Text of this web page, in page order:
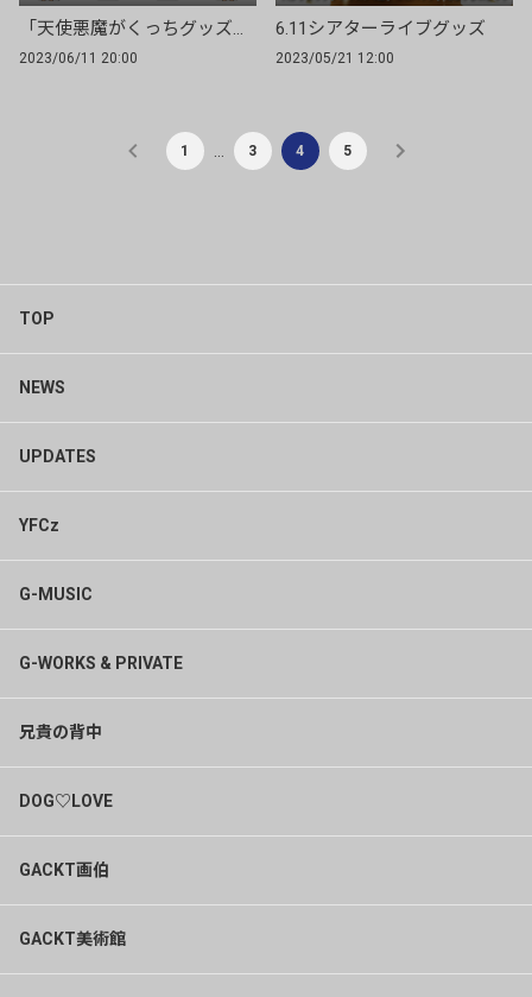
「天使悪魔がくっちグッズ」発送時期のご案内
2023/06/11 20:00
6.11シアターライブグッズ
2023/05/21 12:00
1 3 4 5
TOP
NEWS
UPDATES
YFCz
G-MUSIC
G-WORKS & PRIVATE
兄貴の背中
DOG♡LOVE
GACKT画伯
GACKT美術館